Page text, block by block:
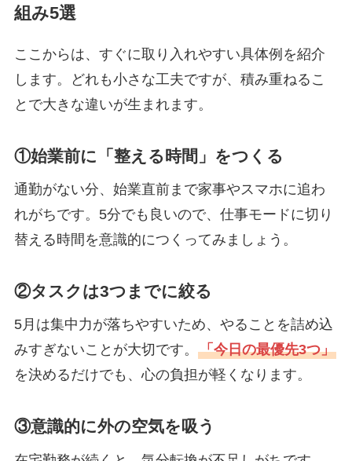
組み5選
ここからは、すぐに取り入れやすい具体例を紹介
します。どれも小さな工夫ですが、積み重ねるこ
とで大きな違いが生まれます。
①始業前に「整える時間」をつくる
通勤がない分、始業直前まで家事やスマホに追わ
れがちです。5分でも良いので、仕事モードに切り
替える時間を意識的につくってみましょう。
②タスクは3つまでに絞る
5月は集中力が落ちやすいため、やることを詰め込
みすぎないことが大切です。 「今日の最優先3つ」
を決めるだけでも、心の負担が軽くなります。
③意識的に外の空気を吸う